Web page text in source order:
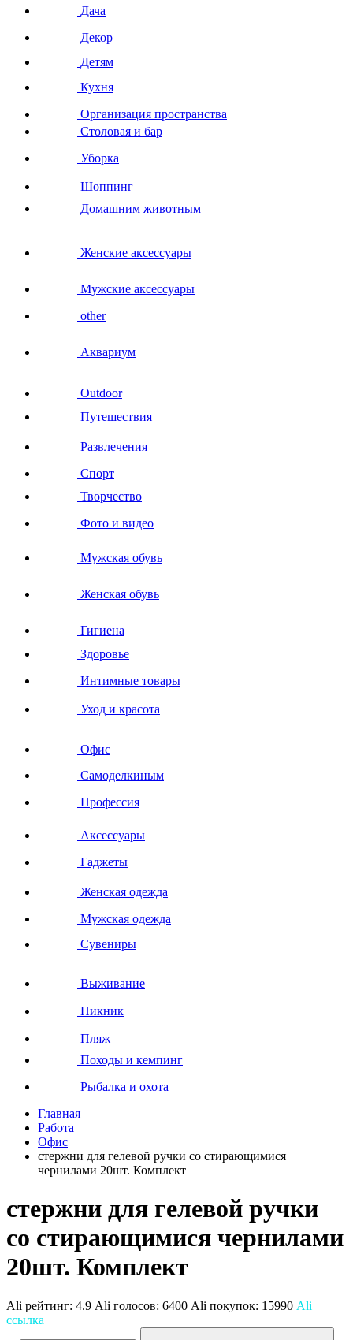
Дача
Декор
Детям
Кухня
Организация пространства
Столовая и бар
Уборка
Шоппинг
Домашним животным
Женские аксессуары
Мужские аксессуары
other
Аквариум
Outdoor
Путешествия
Развлечения
Спорт
Творчество
Фото и видео
Мужская обувь
Женская обувь
Гигиена
Здоровье
Интимные товары
Уход и красота
Офис
Самоделкиным
Профессия
Аксессуары
Гаджеты
Женская одежда
Мужская одежда
Сувениры
Выживание
Пикник
Пляж
Походы и кемпинг
Рыбалка и охота
Главная
Работа
Офис
стержни для гелевой ручки со стирающимися
чернилами 20шт. Комплект
стержни для гелевой ручки
со стирающимися чернилами
20шт. Комплект
Ali рейтинг: 4.9 Ali голосов: 6400 Ali покупок: 15990 Ali
ссылка